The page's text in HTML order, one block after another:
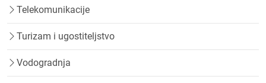
Telekomunikacije
Turizam i ugostiteljstvo
Vodogradnja